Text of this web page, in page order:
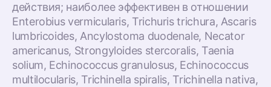
действия; наиболее эффективен в отношении
Enterobius vermicularis, Trichuris trichura, Ascaris
lumbricoides, Ancylostoma duodenale, Necator
americanus, Strongyloides stercoralis, Taenia
solium, Echinococcus granulosus, Echinococcus
multilocularis, Trichinella spiralis, Trichinella nativa,